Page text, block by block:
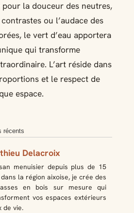
la douceur des neutres,
ou l’audace des
le vert d’eau apportera
qui transforme
L’art réside dans
et le respect de
espace.
récents
Delacroix
menuisier depuis plus de 15
la région aixoise, je crée des
en bois sur mesure qui
vos espaces extérieurs
de vie.